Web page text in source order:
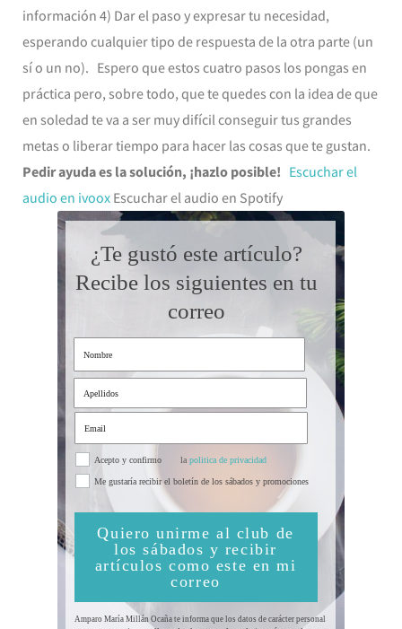
información 4) Dar el paso y expresar tu necesidad,
esperando cualquier tipo de respuesta de la otra parte (un
sí o un no). Espero que estos cuatro pasos los pongas en
práctica pero, sobre todo, que te quedes con la idea de que
en soledad te va a ser muy difícil conseguir tus grandes
metas o liberar tiempo para hacer las cosas que te gustan.
Pedir ayuda es la solución, ¡hazlo posible! Escuchar el
audio en ivoox Escuchar el audio en Spotify
la politica de privacidad
Amparo María Millán Ocaña te informa que los datos de carácter personal
¿Te gustó este artículo?
Recibe los siguientes en tu
correo
Acepto y confirmo
Me gustaría recibir el boletín de los sábados y promociones
Quiero unirme al club de
los sábados y recibir
artículos como este en mi
correo